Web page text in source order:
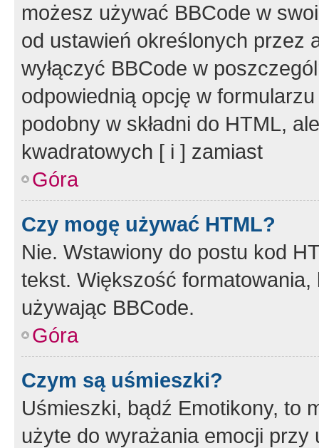
możesz używać BBCode w
od ustawień określonych przez
wyłączyć BBCode w
odpowiednią opcję w
podobny w składni do HTML,
kwadratowych [ i ] zamiast
Góra
Czy mogę używać HTML?
Nie. Wstawiony do postu kod
tekst. Większość
używając BBCode.
Góra
Czym są uśmieszki?
Uśmieszki, bądź Emotikony, to
użyte do wyrażania emocji